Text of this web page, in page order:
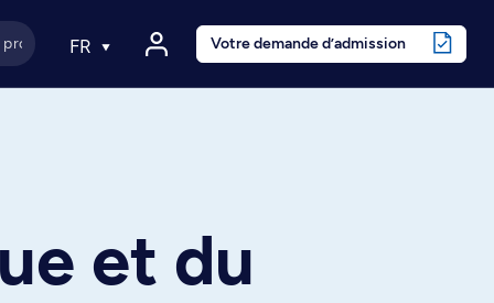
FR Votre demande d’admission
et du